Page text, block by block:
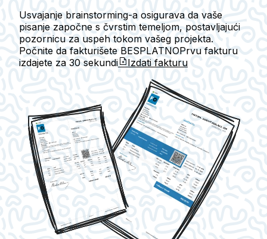
Usvajanje brainstorming-a osigurava da vaše
pisanje započne s čvrstim temeljom, postavljajući
pozornicu za uspeh tokom vašeg projekta.
Počnite da fakturišete BESPLATNOPrvu fakturu
izdajete za 30 sekundi Izdati fakturu